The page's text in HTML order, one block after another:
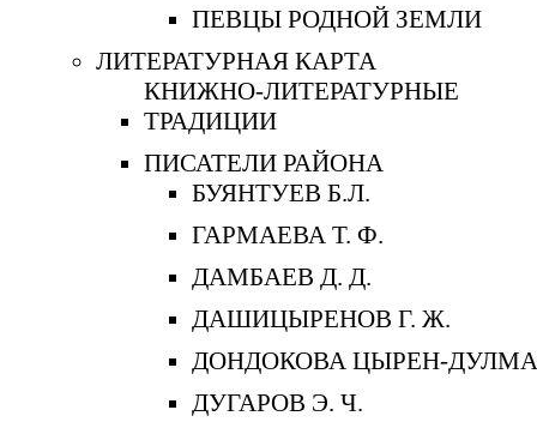
ПЕВЦЫ РОДНОЙ ЗЕМЛИ
ЛИТЕРАТУРНАЯ КАРТА
КНИЖНО-ЛИТЕРАТУРНЫЕ
ТРАДИЦИИ
ПИСАТЕЛИ РАЙОНА
БУЯНТУЕВ Б.Л.
ГАРМАЕВА Т. Ф.
ДАМБАЕВ Д. Д.
ДАШИЦЫРЕНОВ Г. Ж.
ДОНДОКОВА ЦЫРЕН-ДУЛМА
ДУГАРОВ Э. Ч.